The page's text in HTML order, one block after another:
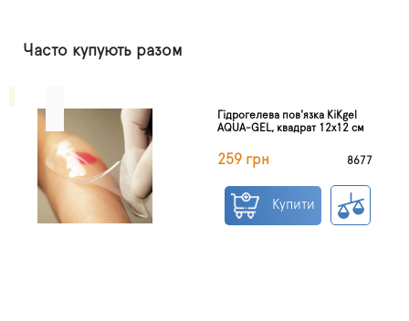
Часто купують разом
Гідрогелева пов'язка KiKgel
AQUA-GEL, квадрат 12х12 см
259 грн 8677
Купити